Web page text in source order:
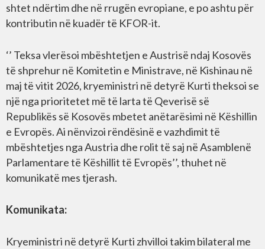
shtet ndërtim dhe në rrugën evropiane, e po ashtu për
kontributin në kuadër të KFOR-it.
‘’ Teksa vlerësoi mbështetjen e Austrisë ndaj Kosovës
të shprehur në Komitetin e Ministrave, në Kishinau në
maj të vitit 2026, kryeministri në detyrë Kurti theksoi se
një nga prioritetet më të larta të Qeverisë së
Republikës së Kosovës mbetet anëtarësimi në Këshillin
e Evropës. Ai nënvizoi rëndësinë e vazhdimit të
mbështetjes nga Austria dhe rolit të saj në Asamblenë
Parlamentare të Këshillit të Evropës’’, thuhet në
komunikatë mes tjerash.
Komunikata:
Kryeministri në detyrë Kurti zhvilloi takim bilateral me